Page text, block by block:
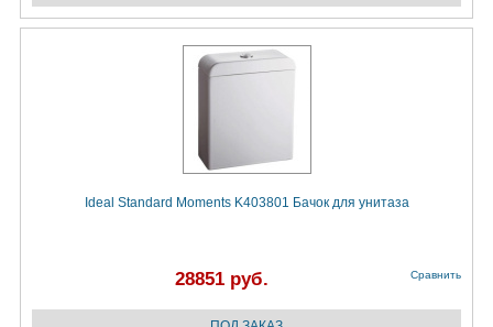
Ideal Standard Moments K403801 Бачок для унитаза
28851 руб. Сравнить